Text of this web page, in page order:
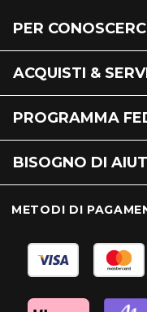
PER
ACQUISTI &
PROGRAMMA
BISOGNO DI
METODI DI